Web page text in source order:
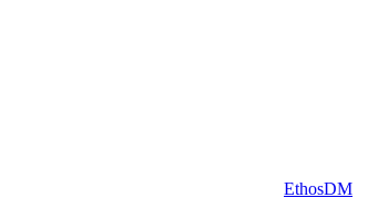
EthosDM